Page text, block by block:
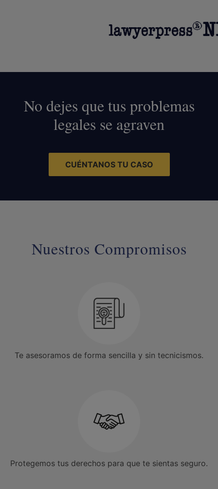
No dejes que tus problemas
legales se agraven
CUÉNTANOS TU CASO
Nuestros Compromisos
Te asesoramos de forma sencilla y sin tecnicismos.
Protegemos tus derechos para que te sientas seguro.